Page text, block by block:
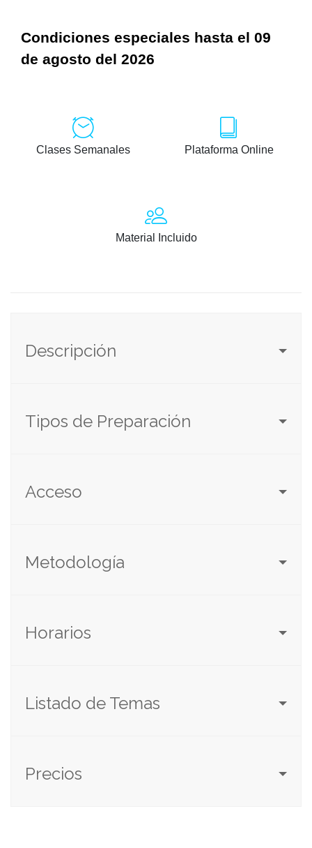
Condiciones especiales hasta el 09
de agosto del 2026
Clases Semanales Plataforma Online
Material Incluido
Descripción
Tipos de Preparación
Acceso
Metodología
Horarios
Listado de Temas
Precios